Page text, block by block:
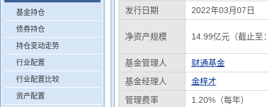
基金持仓
债券持仓
持仓变动走势
行业配置
行业配置比较
资产配置
发行日期
2022年03月07日
净资产规模 14.99亿元（截止至
基金管理人
财通基金
基金经理人
金梓才
管理费率
1.20%（每年）